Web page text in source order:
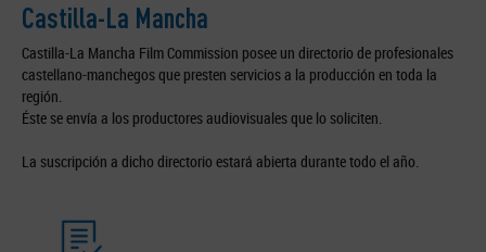
Castilla-La Mancha
Castilla-La Mancha Film Commission posee un directorio de profesionales
castellano-manchegos que presten servicios a la producción en toda la
región.
Éste se envía a los productores audiovisuales que lo soliciten.
La suscripción a dicho directorio estará abierta durante todo el año.